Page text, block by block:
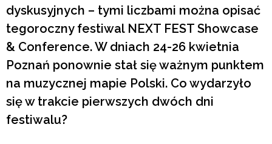
dyskusyjnych – tymi liczbami można opisać
tegoroczny festiwal NEXT FEST Showcase
& Conference. W dniach 24-26 kwietnia
Poznań ponownie stał się ważnym punktem
na muzycznej mapie Polski. Co wydarzyło
się w trakcie pierwszych dwóch dni
festiwalu?